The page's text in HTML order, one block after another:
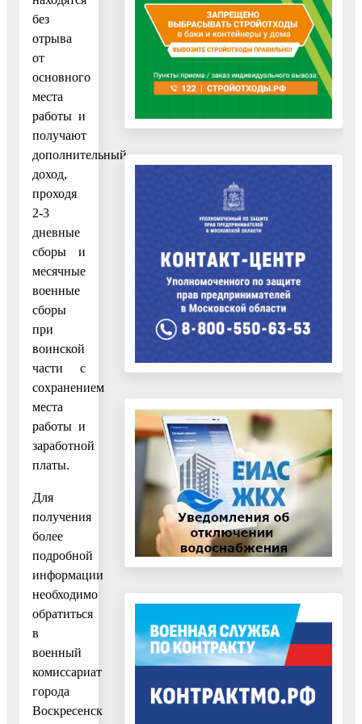
без
отрыва
от
основного
места
работы и
получают
дополнительный
доход,
проходя
2-3
дневные
сборы и
месячные
военные
сборы
при
воинской
части с
сохранением
места
работы и
заработной
платы.
Для
получения
более
подробной
информации
необходимо
обратиться
в
военный
комиссариат
города
Воскресенск